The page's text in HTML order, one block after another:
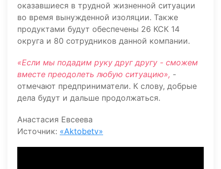
оказавшиеся в трудной жизненной ситуации
во время вынужденной изоляции. Также
продуктами будут обеспечены 26 КСК 14
округа и 80 сотрудников данной компании.
«Если мы подадим руку друг другу - сможем
вместе преодолеть любую ситуацию», -
отмечают предприниматели. К слову, добрые
дела будут и дальше продолжаться.
Анастасия Евсеева
Источник: «Aktobetv»